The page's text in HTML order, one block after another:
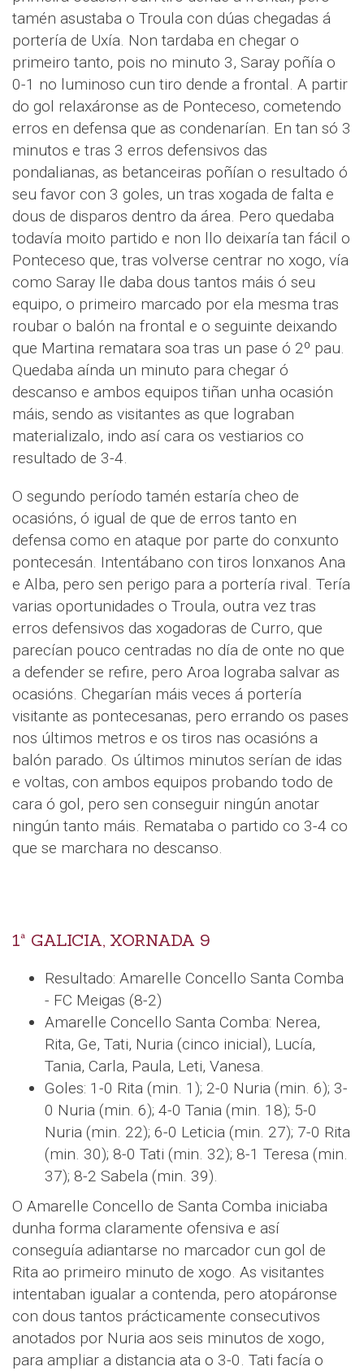
tamén asustaba o Troula con dúas chegadas á
portería de Uxía. Non tardaba en chegar o
primeiro tanto, pois no minuto 3, Saray poñía o
0-1 no luminoso cun tiro dende a frontal. A partir
do gol relaxáronse as de Ponteceso, cometendo
erros en defensa que as condenarían. En tan só 3
minutos e tras 3 erros defensivos das
pondalianas, as betanceiras poñían o resultado ó
seu favor con 3 goles, un tras xogada de falta e
dous de disparos dentro da área. Pero quedaba
todavía moito partido e non llo deixaría tan fácil o
Ponteceso que, tras volverse centrar no xogo, vía
como Saray lle daba dous tantos máis ó seu
equipo, o primeiro marcado por ela mesma tras
roubar o balón na frontal e o seguinte deixando
que Martina rematara soa tras un pase ó 2º pau.
Quedaba aínda un minuto para chegar ó
descanso e ambos equipos tiñan unha ocasión
máis, sendo as visitantes as que lograban
materializalo, indo así cara os vestiarios co
resultado de 3-4.
O segundo período tamén estaría cheo de
ocasións, ó igual de que de erros tanto en
defensa como en ataque por parte do conxunto
pontecesán. Intentábano con tiros lonxanos Ana
e Alba, pero sen perigo para a portería rival. Tería
varias oportunidades o Troula, outra vez tras
erros defensivos das xogadoras de Curro, que
parecían pouco centradas no día de onte no que
a defender se refire, pero Aroa lograba salvar as
ocasións. Chegarían máis veces á portería
visitante as pontecesanas, pero errando os pases
nos últimos metros e os tiros nas ocasións a
balón parado. Os últimos minutos serían de idas
e voltas, con ambos equipos probando todo de
cara ó gol, pero sen conseguir ningún anotar
ningún tanto máis. Remataba o partido co 3-4 co
que se marchara no descanso.
1ª GALICIA, XORNADA 9
Resultado: Amarelle Concello Santa Comba
- FC Meigas (8-2)
Amarelle Concello Santa Comba: Nerea,
Rita, Ge, Tati, Nuria (cinco inicial), Lucía,
Tania, Carla, Paula, Leti, Vanesa.
Goles: 1-0 Rita (min. 1); 2-0 Nuria (min. 6); 3-
0 Nuria (min. 6); 4-0 Tania (min. 18); 5-0
Nuria (min. 22); 6-0 Leticia (min. 27); 7-0 Rita
(min. 30); 8-0 Tati (min. 32); 8-1 Teresa (min.
37); 8-2 Sabela (min. 39).
O Amarelle Concello de Santa Comba iniciaba
dunha forma claramente ofensiva e así
conseguía adiantarse no marcador cun gol de
Rita ao primeiro minuto de xogo. As visitantes
intentaban igualar a contenda, pero atopáronse
con dous tantos prácticamente consecutivos
anotados por Nuria aos seis minutos de xogo,
para ampliar a distancia ata o 3-0. Tati facía o